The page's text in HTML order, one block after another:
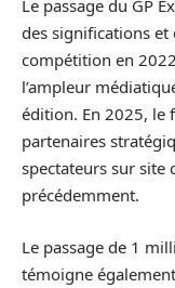
Le passage du GP
des significations et
compétition en
l’ampleur
édition. En 2025, le
partenaires
spectateurs sur site
précédemment.
Le passage de 1
témoigne